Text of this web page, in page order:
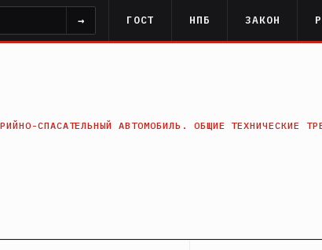
→ ГОСТ НПБ ЗАКОН
СПАСАТЕЛЬНЫЙ АВТОМОБИЛЬ. ОБЩИЕ ТЕХНИЧЕСКИЕ